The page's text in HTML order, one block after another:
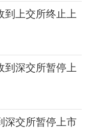
到上交所终止上
到深交所暂停上
深交所暂停上市